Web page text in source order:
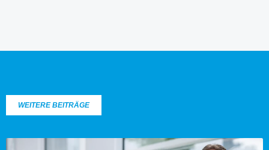
WEITERE BEITRÄGE